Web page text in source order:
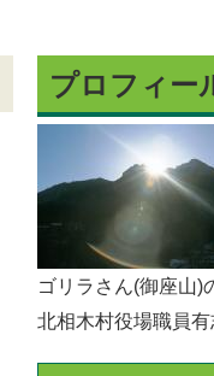
届出・証明・法令・規
入札・契約
プロフィー
ゴリラさん(御座山)
北相木村役場職員有